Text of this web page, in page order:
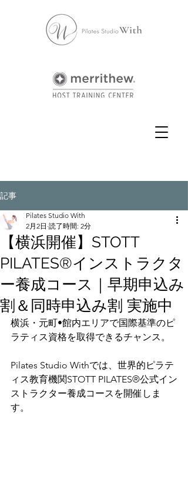
記事
【横浜開催】STOTT
PILATES®インストラクタ
ー養成コース｜早期申込み
割＆同時申込み割 実施中
Pilates Studio With
2月2日 読了時間: 2分
横浜・元町•館内エリアで国際基準のピ
ラティス資格を取得できるチャンス。
Pilates Studio Withでは、世界的ピラテ
ィス教育機関STOTT PILATES®公式イン
ストラクター養成コースを開催しま
す。